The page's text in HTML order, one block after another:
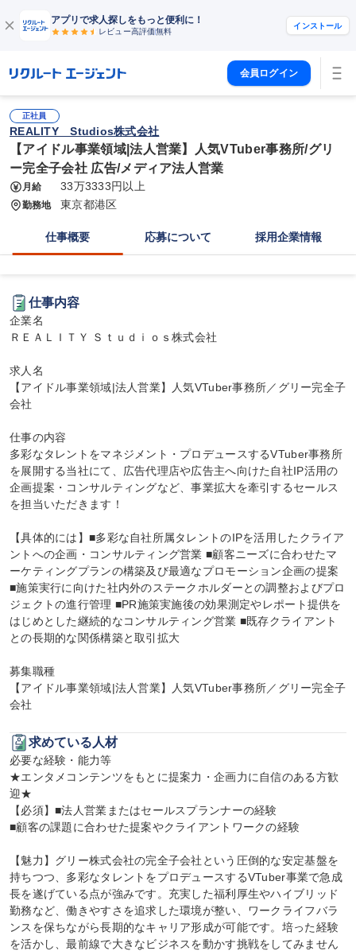
アプリで求人探しをもっと便利に！
レビュー高評価無料
インストール
会員ログイン
正社員
REALITY Studios株式会社
【アイドル事業領域|法人営業】人気VTuber事務所/グリ
ー完全子会社 広告/メディア法人営業
月給 33万3333円以上
勤務地 東京都港区
仕事概要 応募について 採用企業情報
仕事内容
企業名
ＲＥＡＬＩＴＹ Ｓｔｕｄｉｏｓ株式会社
求人名
【アイドル事業領域|法人営業】人気VTuber事務所／グリー完全子
会社
仕事の内容
多彩なタレントをマネジメント・プロデュースするVTuber事務所
を展開する当社にて、広告代理店や広告主へ向けた自社IP活用の
企画提案・コンサルティングなど、事業拡大を牽引するセールス
を担当いただきます！
【具体的には】■多彩な自社所属タレントのIPを活用したクライア
ントへの企画・コンサルティング営業 ■顧客ニーズに合わせたマ
ーケティングプランの構築及び最適なプロモーション企画の提案
■施策実行に向けた社内外のステークホルダーとの調整およびプロ
ジェクトの進行管理 ■PR施策実施後の効果測定やレポート提供を
はじめとした継続的なコンサルティング営業 ■既存クライアント
との長期的な関係構築と取引拡大
募集職種
【アイドル事業領域|法人営業】人気VTuber事務所／グリー完全子
会社
求めている人材
必要な経験・能力等
★エンタメコンテンツをもとに提案力・企画力に自信のある方歓
迎★
【必須】■法人営業またはセールスプランナーの経験
■顧客の課題に合わせた提案やクライアントワークの経験
【魅力】グリー株式会社の完全子会社という圧倒的な安定基盤を
持ちつつ、多彩なタレントをプロデュースするVTuber事業で急成
長を遂げている点が強みです。充実した福利厚生やハイブリッド
勤務など、働きやすさを追求した環境が整い、ワークライフバラ
ンスを保ちながら長期的なキャリア形成が可能です。培った経験
を活かし、最前線で大きなビジネスを動かす挑戦をしてみません